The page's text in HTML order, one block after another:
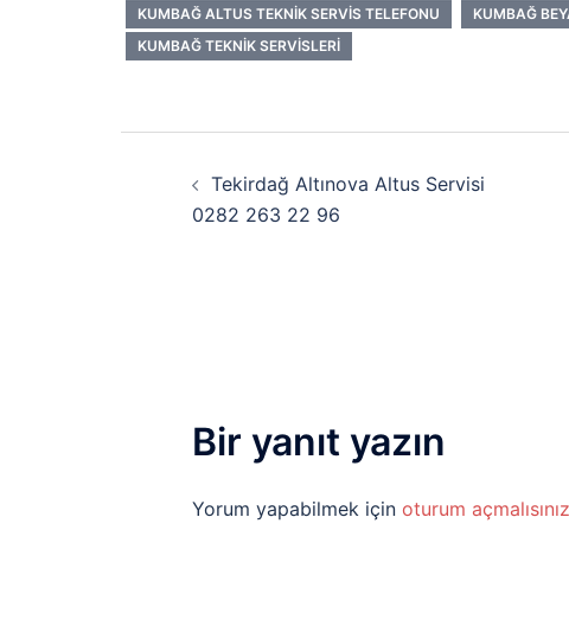
KUMBAĞ ALTUS TEKNIK SERVIS TELEFONU
KUMBAĞ
KUMBAĞ TEKNIK SERVISLERI
dolaşımı
Tekirdağ Altınova Altus Servisi
0282 263 22 96
Bir yanıt yazın
Yorum yapabilmek için oturum açmalısınız